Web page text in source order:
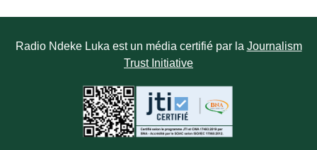
Radio Ndeke Luka est un média certifié par la Journalism
Trust Initiative